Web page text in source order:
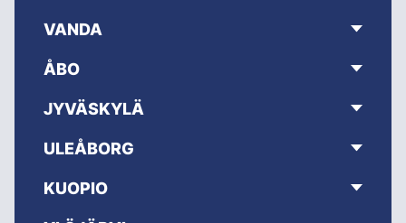
VANDA
ÅBO
JYVÄSKYLÄ
ULEÅBORG
KUOPIO